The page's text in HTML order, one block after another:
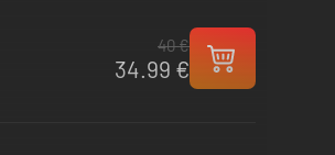
40 €
34.99 €